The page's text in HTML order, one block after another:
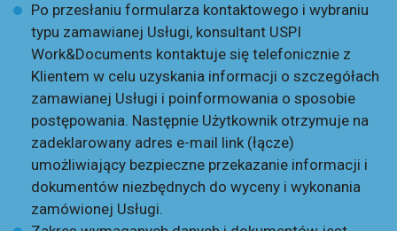
Po przesłaniu formularza kontaktowego i wybraniu
typu zamawianej Usługi, konsultant USPI
Work&Documents kontaktuje się telefonicznie z
Klientem w celu uzyskania informacji o szczegółach
zamawianej Usługi i poinformowania o sposobie
postępowania. Następnie Użytkownik otrzymuje na
zadeklarowany adres e-mail link (łącze)
umożliwiający bezpieczne przekazanie informacji i
dokumentów niezbędnych do wyceny i wykonania
zamówionej Usługi.